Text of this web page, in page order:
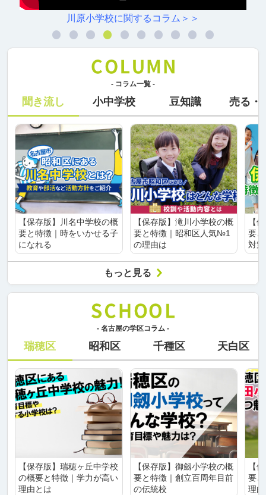
川原小学校に関するコラム＞＞
- コラム一覧 -
聞き流し 小中学校 豆知識 売る・
【保存版】川名中学校の概
要と特徴｜時をいかせる子
になれる
【保存版】滝川小学校の概
要と特徴｜昭和区人気№1
の理由は
【
要
対
もっと見る
- 名古屋の学区コラム -
瑞穂区 昭和区 千種区 天白区
【保存版】瑞穂ヶ丘中学校
の概要と特徴｜学力が高い
理由とは
【保存版】御劔小学校の概
要と特徴｜創立百周年目前
の伝統校
【
要
理